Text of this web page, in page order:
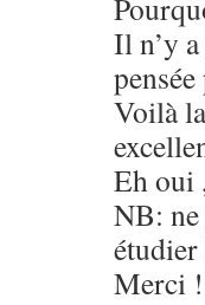
Il n’y
Voilà
Eh oui
NB: ne
Merci